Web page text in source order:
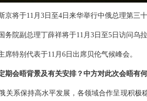
将于11月3日至4日来华举行中俄总理第三十
院副总理丁薛祥将于11月3日至5日访问乌拉
特别代表于11月6日出席贝伦气候峰会。
会晤背景及有关安排？中方对此次会晤有
关系保持高水平发展，各领域合作呈现积极